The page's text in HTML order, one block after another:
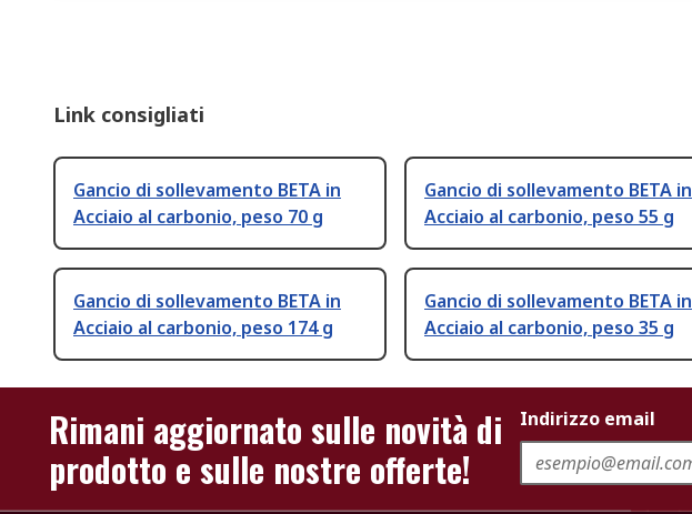
Link consigliati
Gancio di sollevamento BETA in
Acciaio al carbonio, peso 70 g
Gancio di sollevamento BETA in
Acciaio al carbonio, peso 55 g
Gancio di sollevamento BETA in
Acciaio al carbonio, peso 174 g
Gancio di sollevamento BETA in
Acciaio al carbonio, peso 35 g
Rimani aggiornato sulle novità di
prodotto e sulle nostre offerte!
Indirizzo email